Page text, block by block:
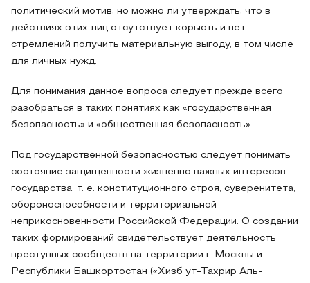
политический мотив, но можно ли утверждать, что в
действиях этих лиц отсутствует корысть и нет
стремлений получить материальную выгоду, в том числе
для личных нужд.
Для понимания данное вопроса следует прежде всего
разобраться в таких понятиях как «государственная
безопасность» и «общественная безопасность».
Под государственной безопасностью следует понимать
состояние защищенности жизненно важных интересов
государства, т. е. конституционного строя, суверенитета,
обороноспособности и территориальной
неприкосновенности Российской Федерации. О создании
таких формирований свидетельствует деятельность
преступных сообществ на территории г. Москвы и
Республики Башкортостан («Хизб ут-Тахрир Аль-